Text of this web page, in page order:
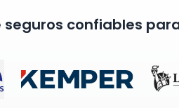
confiables